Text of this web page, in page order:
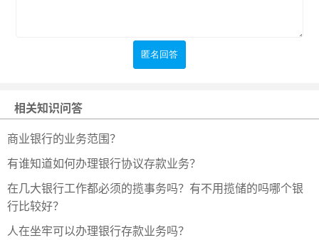
相关知识问答
商业银行的业务范围？
有谁知道如何办理银行协议存款业务？
在几大银行工作都必须的揽事务吗？有不用揽储的吗哪个银
行比较好？
人在坐牢可以办理银行存款业务吗？